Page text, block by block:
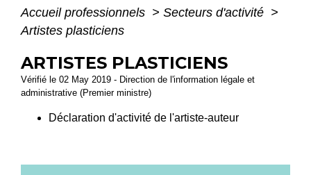
Accueil professionnels > Secteurs d'activité >
Artistes plasticiens
ARTISTES PLASTICIENS
Vérifié le 02 May 2019 - Direction de l'information légale et
administrative (Premier ministre)
Déclaration d'activité de l'artiste-auteur